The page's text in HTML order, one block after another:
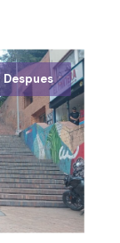
Despues